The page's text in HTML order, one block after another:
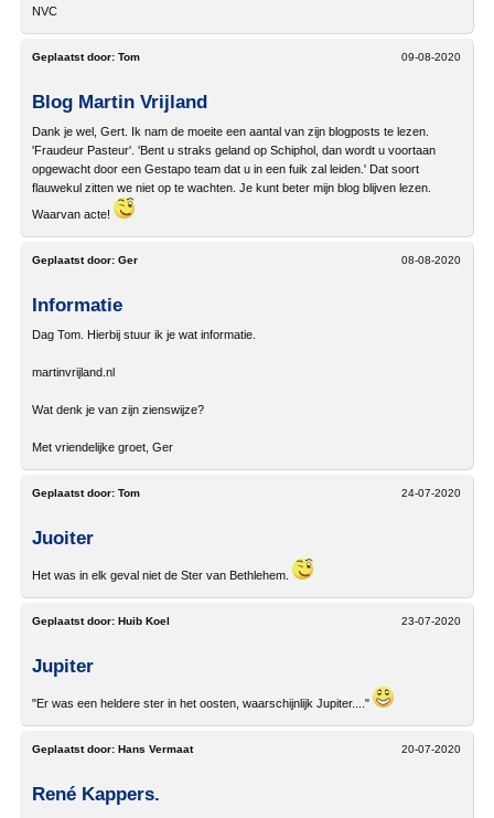
NVC
09-08-2020
Geplaatst door: Tom
Blog Martin Vrijland
Dank je wel, Gert. Ik nam de moeite een aantal van zijn blogposts te lezen.
'Fraudeur Pasteur'. 'Bent u straks geland op Schiphol, dan wordt u voortaan
opgewacht door een Gestapo team dat u in een fuik zal leiden.' Dat soort
flauwekul zitten we niet op te wachten. Je kunt beter mijn blog blijven lezen.
Waarvan acte!
08-08-2020
Geplaatst door: Ger
Informatie
Dag Tom. Hierbij stuur ik je wat informatie.
martinvrijland.nl
Wat denk je van zijn zienswijze?
Met vriendelijke groet, Ger
24-07-2020
Geplaatst door: Tom
Juoiter
Het was in elk geval niet de Ster van Bethlehem.
23-07-2020
Geplaatst door: Huib Koel
Jupiter
"Er was een heldere ster in het oosten, waarschijnlijk Jupiter...."
20-07-2020
Geplaatst door: Hans Vermaat
René Kappers.